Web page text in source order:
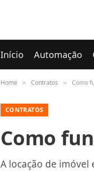
Início Automação
Home » Contratos » Como
CONTRATOS
Como
A locação de imóvel